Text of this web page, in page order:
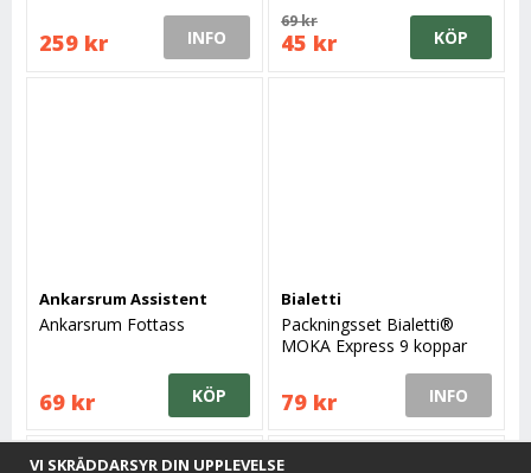
259 kr INFO
69 kr
45 kr KÖP
Ankarsrum Assistent
Ankarsrum Fottass
69 kr KÖP
Bialetti
Packningsset Bialetti®
MOKA Express 9 koppar
79 kr INFO
VI SKRÄDDARSYR DIN UPPLEVELSE